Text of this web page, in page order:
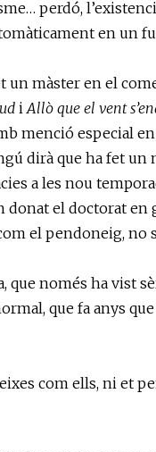
perdó,
en un
un màster en el
iAllò que el vent
menció especial
dirà que ha fet un
a les nou
donat el doctorat
el pendoneig, no
que només ha vist
que fa anys
com ells, ni et